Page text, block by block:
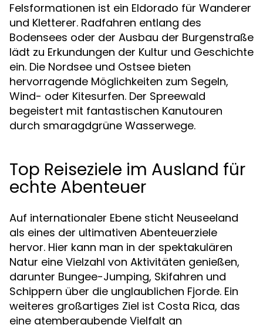
Felsformationen ist ein Eldorado für Wanderer
und Kletterer. Radfahren entlang des
Bodensees oder der Ausbau der Burgenstraße
lädt zu Erkundungen der Kultur und Geschichte
ein. Die Nordsee und Ostsee bieten
hervorragende Möglichkeiten zum Segeln,
Wind- oder Kitesurfen. Der Spreewald
begeistert mit fantastischen Kanutouren
durch smaragdgrüne Wasserwege.
Top Reiseziele im Ausland für
echte Abenteuer
Auf internationaler Ebene sticht Neuseeland
als eines der ultimativen Abenteuerziele
hervor. Hier kann man in der spektakulären
Natur eine Vielzahl von Aktivitäten genießen,
darunter Bungee-Jumping, Skifahren und
Schippern über die unglaublichen Fjorde. Ein
weiteres großartiges Ziel ist Costa Rica, das
eine atemberaubende Vielfalt an